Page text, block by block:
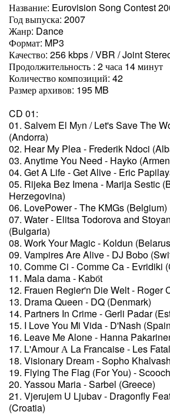
Название: Eurovision Song Contest
Год выпуска: 2007
Жанр: Dance
Формат: MP3
Качество: 256 kbps / VBR / Joint
Продолжительность : 2 часа 14 минут
Количество композиций: 42
Размер архивов: 195 MB
CD 01:
01. Salvem El Mуn / Let's Save The
(Andorra)
02. Hear My Plea - Frederik Ndoci
03. Anytime You Need - Hayko
04. Get A Life - Get Alive - Eric
05. Rijeka Bez Imena - Marija Sestic
Herzegovina)
06. LovePower - The KMGs (Belgium)
07. Water - Elitsa Todorova and
(Bulgaria)
08. Work Your Magic - Koldun
09. Vampires Are Alive - DJ Bobo
10. Comme Ci - Comme Ca - Evridiki
11. Mala dama - Kabбt
12. Frauen Regier'n Die Welt - Roger
13. Drama Queen - DQ (Denmark)
14. Partners In Crime - Gerli Padar
15. I Love You Mi Vida - D'Nash
16. Leave Me Alone - Hanna
17. L'Amour А La Francaise - Les
18. Visionary Dream - Sopho
19. Flying The Flag (For You) -
20. Yassou Maria - Sarbel (Greece)
21. Vjerujem U Ljubav - Dragonfly
(Croatia)